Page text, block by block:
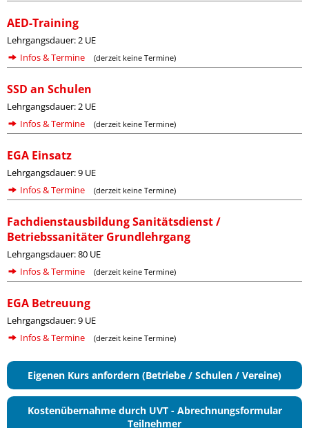
AED-Training
Lehrgangsdauer: 2 UE
Infos & Termine
(derzeit keine Termine)
SSD an Schulen
Lehrgangsdauer: 2 UE
Infos & Termine
(derzeit keine Termine)
EGA Einsatz
Lehrgangsdauer: 9 UE
Infos & Termine
(derzeit keine Termine)
Fachdienstausbildung Sanitätsdienst /
Betriebssanitäter Grundlehrgang
Lehrgangsdauer: 80 UE
Infos & Termine
(derzeit keine Termine)
EGA Betreuung
Lehrgangsdauer: 9 UE
Infos & Termine
(derzeit keine Termine)
Eigenen Kurs anfordern (Betriebe / Schulen / Vereine)
Kostenübernahme durch UVT - Abrechnungsformular
Teilnehmer